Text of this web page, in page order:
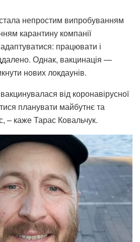
непростим випробуванням
карантину компанії
працювати і
Однак, вакцинація —
нових локдаунів.
від коронавірусної
планувати майбутнє та
– каже Тарас Ковальчук.